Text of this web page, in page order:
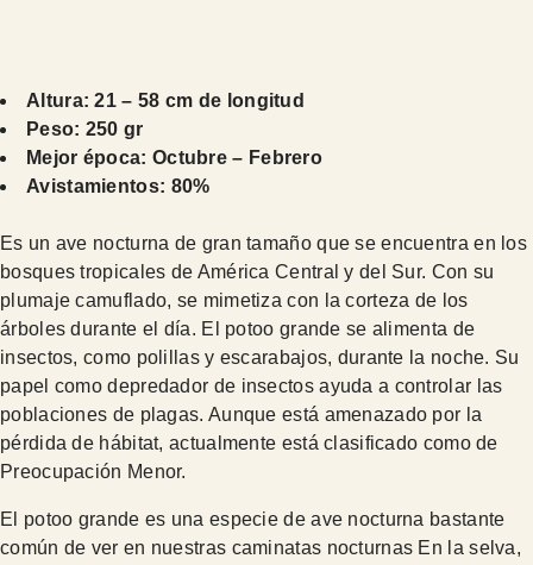
Altura: 21 – 58 cm de longitud
Peso: 250 gr
Mejor época: Octubre – Febrero
Avistamientos: 80%
Es un ave nocturna de gran tamaño que se encuentra en los
bosques tropicales de América Central y del Sur. Con su
plumaje camuflado, se mimetiza con la corteza de los
árboles durante el día. El potoo grande se alimenta de
insectos, como polillas y escarabajos, durante la noche. Su
papel como depredador de insectos ayuda a controlar las
poblaciones de plagas. Aunque está amenazado por la
pérdida de hábitat, actualmente está clasificado como de
Preocupación Menor.
El potoo grande es una especie de ave nocturna bastante
común de ver en nuestras caminatas nocturnas En la selva,